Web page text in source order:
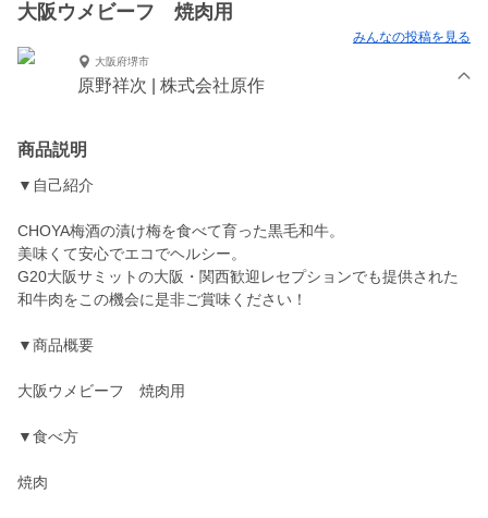
大阪ウメビーフ 焼肉用
みんなの投稿を見る
大阪府堺市
原野祥次 | 株式会社原作
商品説明
▼自己紹介
CHOYA梅酒の漬け梅を食べて育った黒毛和牛。
美味くて安心でエコでヘルシー。
G20大阪サミットの大阪・関西歓迎レセプションでも提供された
和牛肉をこの機会に是非ご賞味ください！
▼商品概要
大阪ウメビーフ 焼肉用
▼食べ方
焼肉